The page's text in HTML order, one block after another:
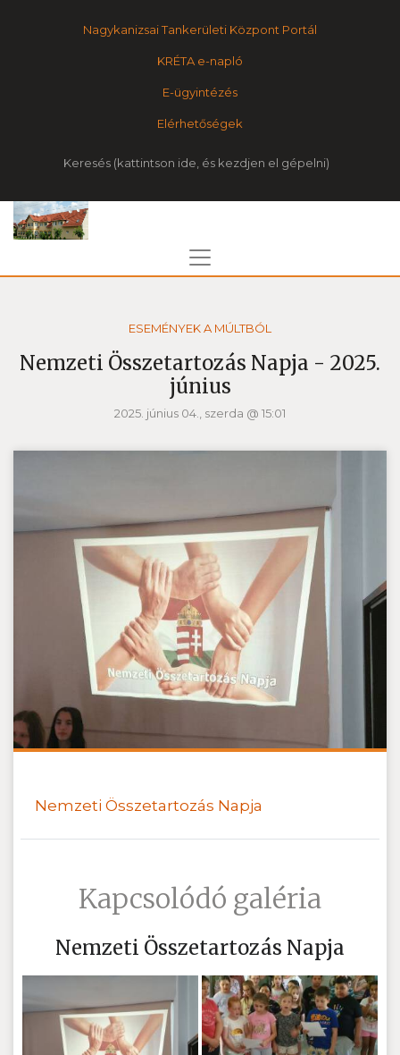
Nagykanizsai Tankerületi Központ Portál
KRÉTA e-napló
E-ügyintézés
Elérhetőségek
Keresés
ESEMÉNYEK A MÚLTBÓL
Nemzeti Összetartozás Napja - 2025.
június
2025. június 04., szerda @ 15:01
Nemzeti Összetartozás Napja
Kapcsolódó galéria
Nemzeti Összetartozás Napja